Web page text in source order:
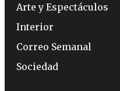
Arte y Espectáculos
Interior
Correo Semanal
Sociedad